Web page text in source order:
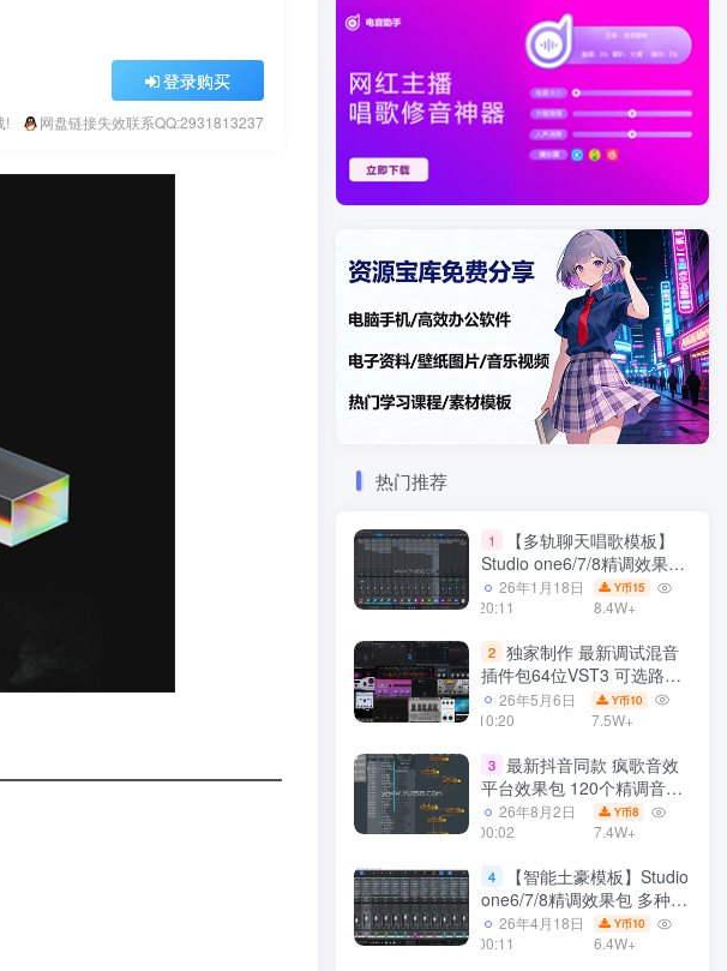
登录购买
! 网盘链接失效联系QQ:2931813237
热门推荐
1
【多轨聊天唱歌模板】
Studio one6/7/8精调效果包
多种效果模式 声卡调试好直
播预设模板
26年1月18日
20:11
Y币15
8.4W+
2 独家制作 最新调试混音
插件包64位VST3 可选路径
一键安装550个效果器合集
v3.0 WiN 支持定制
26年5月6日
10:20
Y币10
7.5W+
3 最新抖音同款 疯歌音效
平台效果包 120个精调音效
包+软件自带170个音效
+600个插件 带安装教程全
26年8月2日
00:02
Y币8
7.4W+
4
【智能土豪模板】Studio
one6/7/8精调效果包 多种效
果模式可选 声卡调试好预设
带插件全套文件
26年4月18日
00:11
Y币10
6.4W+